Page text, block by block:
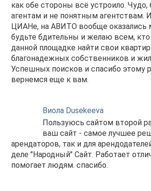
как обе стороны всё устроило. Чудо,
агентам и не понятным агентствам.
ЦИАНе, на АВИТО вообще оказались
будьте бдительны и желаю всем,
данной площадке найти свои
благонадежных собственников и
Успешных поисков и спасибо этому
вернемся еще к вам.
Виола Dusekeeva
Пользуюсь сайтом второй
ваш сайт - самое лучшее
арендаторов, так и для
деле "Народный" Сайт. Работает
помогает людям. спасибо.